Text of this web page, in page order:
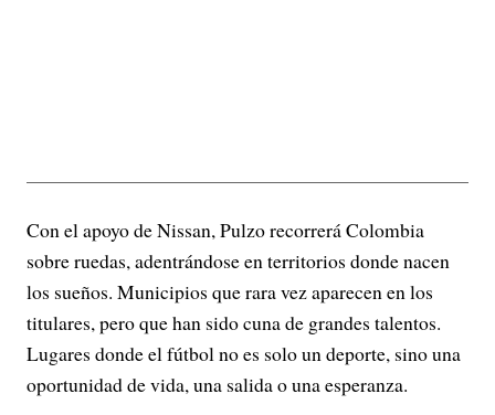
Con el apoyo de Nissan, Pulzo recorrerá Colombia
sobre ruedas, adentrándose en territorios donde nacen
los sueños. Municipios que rara vez aparecen en los
titulares, pero que han sido cuna de grandes talentos.
Lugares donde el fútbol no es solo un deporte, sino una
oportunidad de vida, una salida o una esperanza.